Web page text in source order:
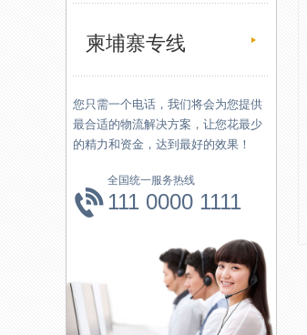
柬埔寨专线
您只需一个电话，我们将会为您提供
最合适的物流解决方案，让您花最少
的精力和资金，达到最好的效果！
全国统一服务热线
111 0000 1111